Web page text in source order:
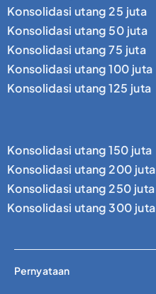
Konsolidasi utang 25 juta
Konsolidasi utang 50 juta
Konsolidasi utang 75 juta
Konsolidasi utang 100 juta
Konsolidasi utang 125 juta
Konsolidasi utang 150 juta
Konsolidasi utang 200 juta
Konsolidasi utang 250 juta
Konsolidasi utang 300 juta
Pernyataan